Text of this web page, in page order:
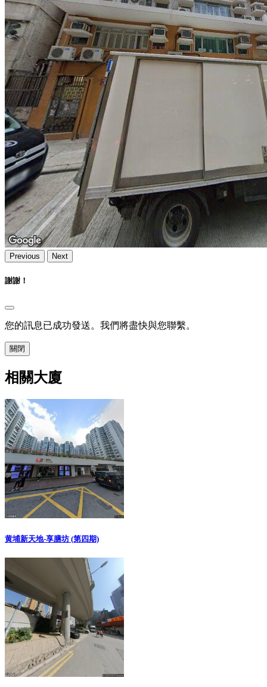
Previous Next
謝謝！
您的訊息已成功發送。我們將盡快與您聯繫。
關閉
相關大廈
黄埔新天地-享膳坊 (第四期)